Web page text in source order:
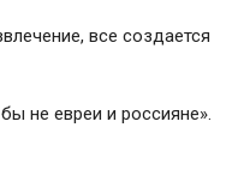
все создается
не евреи и россияне».